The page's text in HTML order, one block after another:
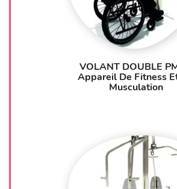
VOLANT DOUBLE
Appareil De Fitness
Musculation